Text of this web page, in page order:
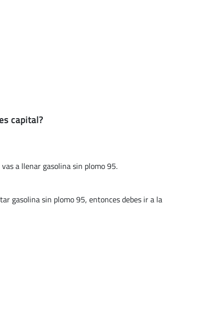
capital?
a llenar gasolina sin plomo 95.
gasolina sin plomo 95, entonces debes ir a la